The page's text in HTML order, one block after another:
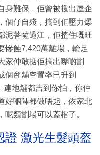
身難保，佢曾被搜出屋企
個仔自殘，搞到佢壓力爆
泥菩薩過江，佢揸住嘅旺
慘蝕7,420萬離場，輸足
家仲敢掂佢搞出嚟啲劏
個商舖空置率已升到
連地舖都吉到你怕，你仲
好嗰陣都做唔起，依家北
呢類劏場可以蓋棺了。
證 激光生髮頭盔